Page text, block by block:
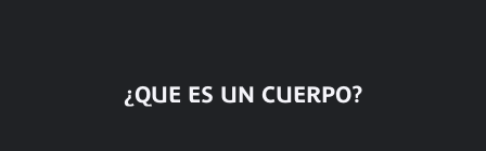
¿QUE ES UN CUERPO?